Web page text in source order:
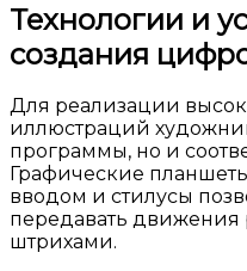
Технологии и
создания
Для реализации
иллюстраций
программы, но и
Графические
вводом и стилусы
передавать движения
штрихами.